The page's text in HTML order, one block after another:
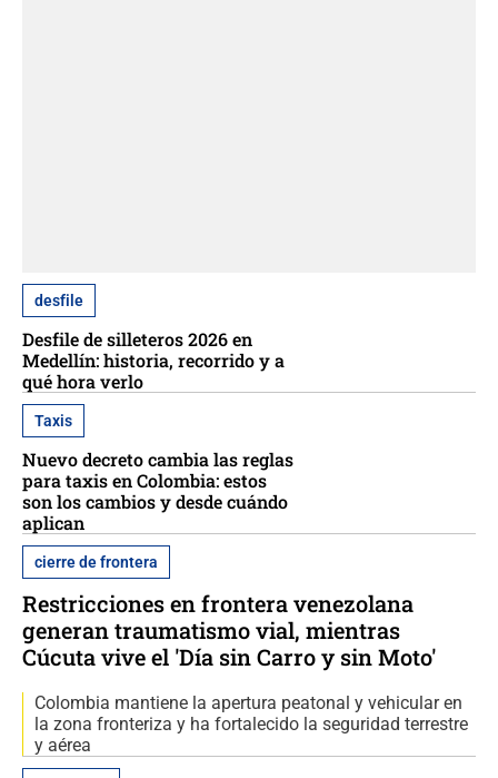
desfile
Desfile de silleteros 2026 en
Medellín: historia, recorrido y a
qué hora verlo
Taxis
Nuevo decreto cambia las reglas
para taxis en Colombia: estos
son los cambios y desde cuándo
aplican
cierre de frontera
Restricciones en frontera venezolana
generan traumatismo vial, mientras
Cúcuta vive el 'Día sin Carro y sin Moto'
Colombia mantiene la apertura peatonal y vehicular en
la zona fronteriza y ha fortalecido la seguridad terrestre
y aérea